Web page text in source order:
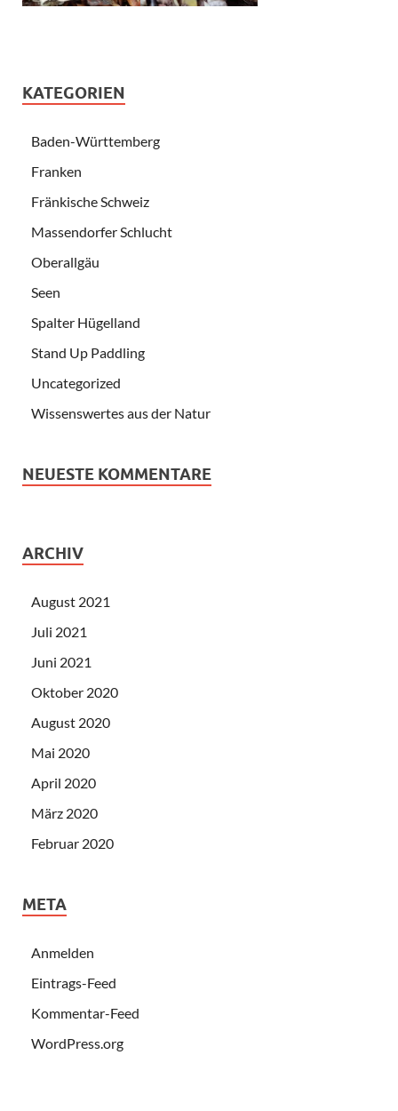
KATEGORIEN
Baden-Württemberg
Franken
Fränkische Schweiz
Massendorfer Schlucht
Oberallgäu
Seen
Spalter Hügelland
Stand Up Paddling
Uncategorized
Wissenswertes aus der Natur
NEUESTE KOMMENTARE
ARCHIV
August 2021
Juli 2021
Juni 2021
Oktober 2020
August 2020
Mai 2020
April 2020
März 2020
Februar 2020
META
Anmelden
Eintrags-Feed
Kommentar-Feed
WordPress.org